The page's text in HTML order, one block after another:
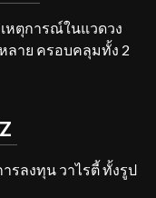
หตุการณ์ในแวดวง
ลาย ครอบคลุมทั้ง 2
รลงทุน วาไรตี้ ทั้งรูป